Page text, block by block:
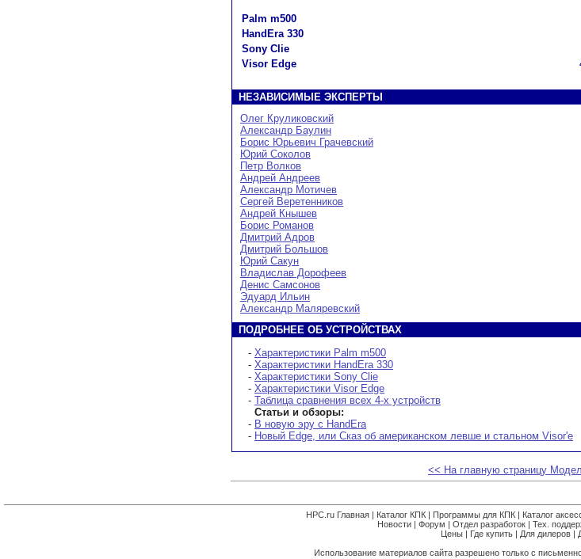
Palm m500
HandEra 330
Sony Clie
Visor Edge
НЕЗАВИСИМЫЕ ЭКСПЕРТЫ
Олег Круликовский
Александр Баулин
Борис Юрьевич Грачевский
Юрий Соколов
Петр Волков
Андрей Андреев
Александр Мотичев
Сергей Веретенников
Андрей Кнышев
Борис Романов
Дмитрий Адров
Дмитрий Большов
Юрий Сакун
Владислав Дорофеев
Денис Самсонов
Эдуард Ильин
Александр Маляревский
ПОДРОБНЕЕ ОБ УСТРОЙСТВАХ
- Характеристики Palm m500
- Характеристики HandEra 330
- Характеристики Sony Clie
- Характеристики Visor Edge
- Таблица сравнения всех 4-х устройств
Статьи и обзоры:
- В новую эру с HandEra
- Новый Edge, или Сказ об американском левше и стальном Visor'е
<< На главную страницу
HPC.ru Главная Каталог КПК Программы для КПК Каталог
Новости
Форум Отдел разработок Тех.
Цены| Где купить| Для дилеров|
Использование материалов сайта разрешено только с